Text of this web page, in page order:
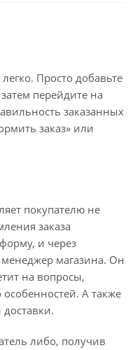
Просто добавьте
перейдите на
заказанных
заказ» или
покупателю не
заказа
и через
магазина. Он
на вопросы,
особенностей. А также
либо, получив